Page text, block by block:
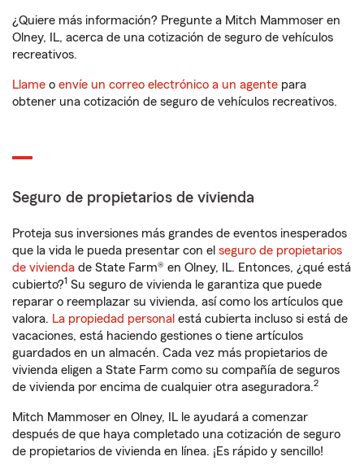
¿Quiere más información? Pregunte a Mitch Mammoser en
Olney, IL, acerca de una cotización de seguro de vehículos
recreativos.
Llame o envíe un correo electrónico a un agente para
obtener una cotización de seguro de vehículos recreativos.
Seguro de propietarios de vivienda
Proteja sus inversiones más grandes de eventos inesperados
que la vida le pueda presentar con el seguro de propietarios
de vivienda de State Farm® en Olney, IL. Entonces, ¿qué está
cubierto?1 Su seguro de vivienda le garantiza que puede
reparar o reemplazar su vivienda, así como los artículos que
valora. La propiedad personal está cubierta incluso si está de
vacaciones, está haciendo gestiones o tiene artículos
guardados en un almacén. Cada vez más propietarios de
vivienda eligen a State Farm como su compañía de seguros
de vivienda por encima de cualquier otra aseguradora.2
Mitch Mammoser en Olney, IL le ayudará a comenzar
después de que haya completado una cotización de seguro
de propietarios de vivienda en línea. ¡Es rápido y sencillo!